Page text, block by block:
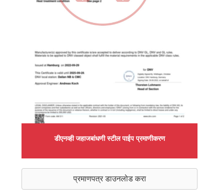
डीएनव्ही जहाजबांधणी स्टील पाईप प्रमाणीकरण
प्रमाणपत्र डाउनलोड करा